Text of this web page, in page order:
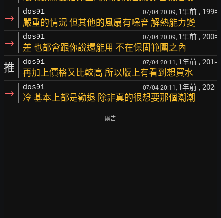
→ dos01 07/04 20:09, 1年前 , 199F
嚴重的情況 但其他的風扇有噪音 解熱能力變
→ dos01 07/04 20:09, 1年前 , 200F
差 也都會跟你說還能用 不在保固範圍之內
推 dos01 07/04 20:11, 1年前 , 201 F
再加上價格又比較高 所以版上有看到想買水
→ dos01 07/04 20:11, 1年前 , 202F
冷 基本上都是勸退 除非真的很想要那個潮潮
廣告